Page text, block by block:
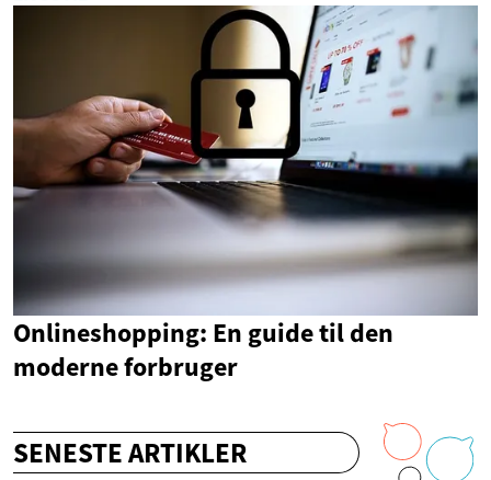
Onlineshopping: En guide til den
moderne forbruger
SENESTE ARTIKLER